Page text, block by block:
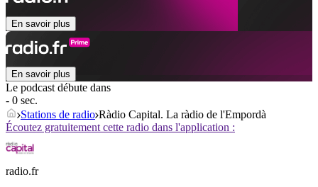
En savoir plus
En savoir plus
Le podcast débute dans
- 0 sec.
Stations de radio Ràdio Capital. La ràdio de l'Empordà
Écoutez gratuitement cette radio dans l'application :
radio.fr